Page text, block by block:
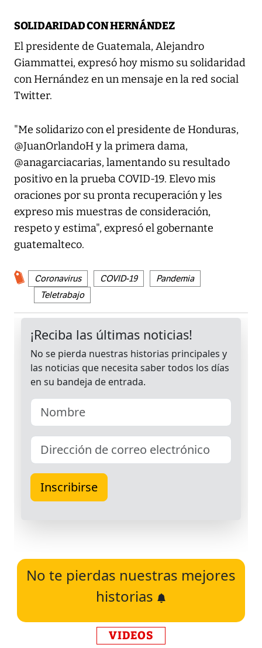
SOLIDARIDAD CON HERNÁNDEZ
El presidente de Guatemala, Alejandro
Giammattei, expresó hoy mismo su solidaridad
con Hernández en un mensaje en la red social
Twitter.
"Me solidarizo con el presidente de Honduras,
@JuanOrlandoH y la primera dama,
@anagarciacarias, lamentando su resultado
positivo en la prueba COVID-19. Elevo mis
oraciones por su pronta recuperación y les
expreso mis muestras de consideración,
respeto y estima", expresó el gobernante
guatemalteco.
Coronavirus COVID-19
Pandemia
Teletrabajo
No te pierdas nuestras mejores
historias
VIDEOS